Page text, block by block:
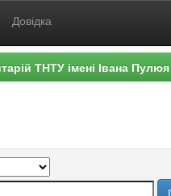
Довідка
ТНТУ імені Івана Пулюя